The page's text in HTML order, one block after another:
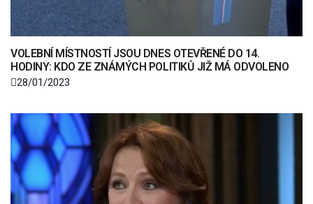
VOLEBNÍ MÍSTNOSTÍ JSOU DNES OTEVŘENÉ DO 14.
HODINY: KDO ZE ZNÁMÝCH POLITIKŮ JIŽ MÁ ODVOLENO
28/01/2023